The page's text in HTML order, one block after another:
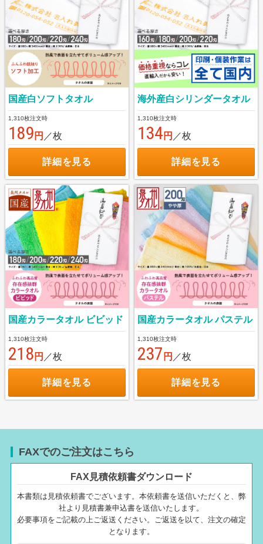
国産白ソフトタオル
1,310枚注文時
189 円 ／枚
詳細を見る
海外産白シリンダータオル
1,310枚注文時
134 円 ／枚
詳細を見る
国産カラータオル ビビッド
1,310枚注文時
218 円 ／枚
詳細を見る
国産カラータオル パステル
1,310枚注文時
237 円 ／枚
詳細を見る
FAXでのご注文はこちら
FAX見積依頼書ダウンロード
本書類は見積依頼書でございます。本依頼書を送信いただくと、弊
社より見積書兼申込書を送信いたします。
必要事項をご記載の上ご返送ください。ご返送を以て、注文の確定
となります。